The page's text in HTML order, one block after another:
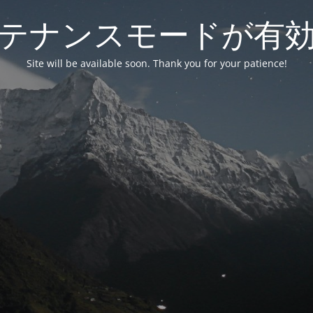
ナンスモードが有
Site will be available soon. Thank you for your patience!